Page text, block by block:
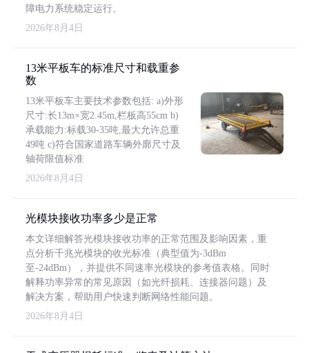
障电力系统稳定运行。
2026年8月4日
13米平板车的标准尺寸和载重参
数
13米平板车主要技术参数包括: a)外形
尺寸:长13m×宽2.45m,栏板高55cm b)
承载能力:标载30-35吨,最大允许总重
49吨 c)符合国家道路车辆外廓尺寸及
轴荷限值标准
2026年8月4日
光模块接收功率多少是正常
本文详细解答光模块接收功率的正常范围及影响因素，重
点分析千兆光模块的收光标准（典型值为-3dBm
至-24dBm），并提供不同速率光模块的参考值表格。同时
解释功率异常的常见原因（如光纤损耗、连接器问题）及
解决方案，帮助用户快速判断网络性能问题。
2026年8月4日